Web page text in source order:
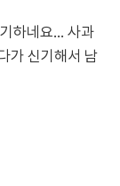
하네요… 사과
가 신기해서 남